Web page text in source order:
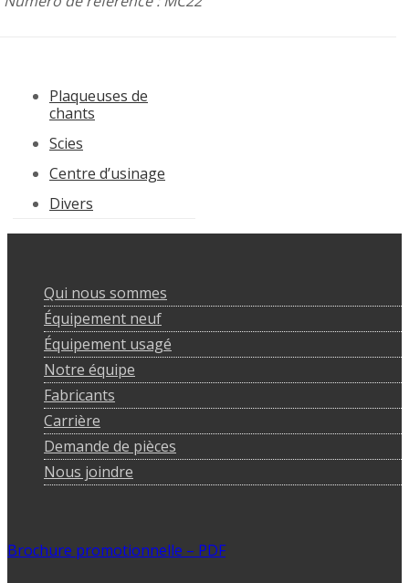
Plaqueuses de
chants
Scies
Centre d’usinage
Divers
Qui nous sommes
Équipement neuf
Équipement usagé
Notre équipe
Fabricants
Carrière
Demande de pièces
Nous joindre
Brochure promotionnelle – PDF